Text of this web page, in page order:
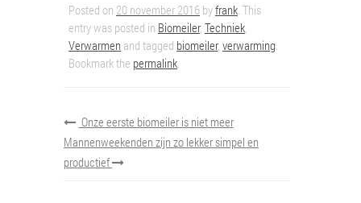
Posted on 20 november 2016 byfrank . This
entry was posted in Biomeiler, Techniek
Verwarmen and tagged biomeiler, verwarming
Bookmark the permalink
Onze eerste biomeiler is niet meer
Mannenweekenden zijn zo lekker simpel en
productief